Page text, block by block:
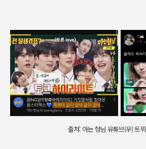
출처: 아는 형님 유튜브(우) 트